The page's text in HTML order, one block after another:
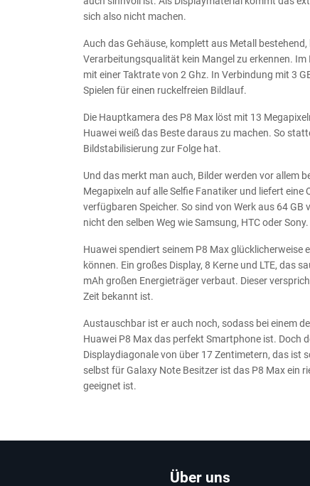
sich also nicht machen.
Auch das Gehäuse, komplett aus Metall
Verarbeitungsqualität kein Mangel zu erkennen. Im
mit einer Taktrate von 2 Ghz. In Verbindung mit 3
Spielen für einen ruckelfreien Bildlauf.
Die Hauptkamera des P8 Max löst mit 13
Huawei weiß das Beste daraus zu machen. So
Bildstabilisierung zur Folge hat.
Und das merkt man auch, Bilder werden vor allem
Megapixeln auf alle Selfie Fanatiker und liefert
verfügbaren Speicher. So sind von Werk aus 64
nicht den selben Weg wie Samsung, HTC oder Sony.
Huawei spendiert seinem P8 Max glücklicherweise
können. Ein großes Display, 8 Kerne und LTE, das
mAh großen Energieträger verbaut. Dieser
Zeit bekannt ist.
Austauschbar ist er auch noch, sodass bei einem
Huawei P8 Max das perfekt Smartphone ist. Doch
Displaydiagonale von über 17 Zentimetern, das ist
selbst für Galaxy Note Besitzer ist das P8 Max ein
geeignet ist.
Über uns